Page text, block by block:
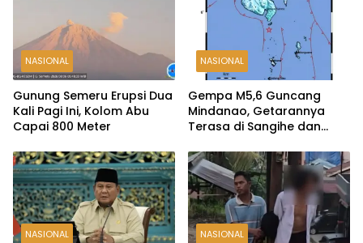
NASIONAL
Gunung Semeru Erupsi Dua
Kali Pagi Ini, Kolom Abu
Capai 800 Meter
NASIONAL
Gempa M5,6 Guncang
Mindanao, Getarannya
Terasa di Sangihe dan
NASIONAL NASIONAL